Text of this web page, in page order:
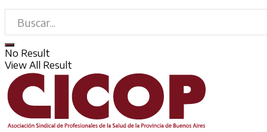
No Result
View All Result